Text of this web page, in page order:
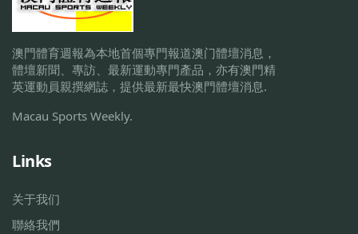
澳門體育週報為本地首個專門報道澳门體壇消息，
體壇新聞、專訪、最新運動專門產品，亦有澳門精
英運動員親撰網誌，提供最新最快澳門體壇消息.
Macau Sports Weekly.
Links
关于我们
聯絡我們